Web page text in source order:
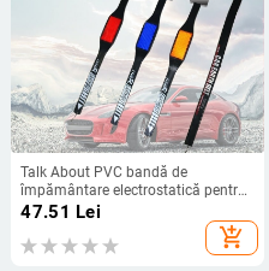
Talk About PVC bandă de
împământare electrostatică pentru
automobile
47.51 Lei
add_shopping_cart